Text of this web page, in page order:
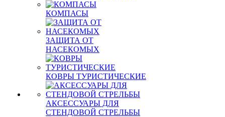
КОМПАСЫ
ЗАЩИТА ОТ
НАСЕКОМЫХ
КОВРЫ ТУРИСТИЧЕСКИЕ
АКСЕССУАРЫ ДЛЯ
СТЕНДОВОЙ СТРЕЛЬБЫ